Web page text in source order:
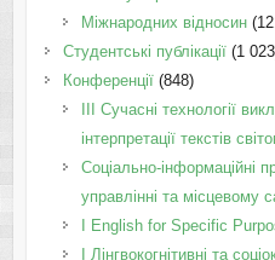
Міжнародних відносин
Студентські публікації(1
Конференції(848)
III Сучасні технології
інтерпретації текстів
Соціально-інформаційні
управлінні та місцевому
І English for Specific
I Лінгвокогнітивні та